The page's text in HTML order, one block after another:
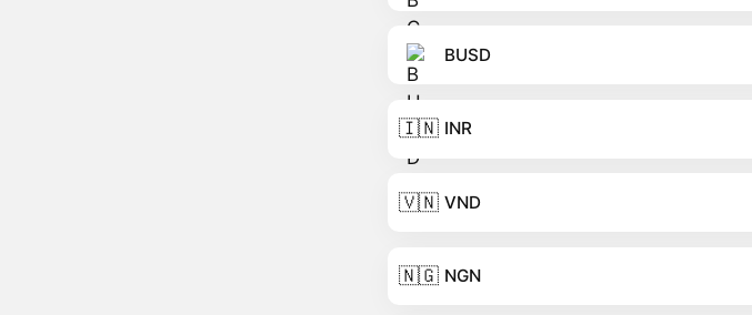
BUSD
🇮🇳 INR
🇻🇳 VND
🇳🇬 NGN